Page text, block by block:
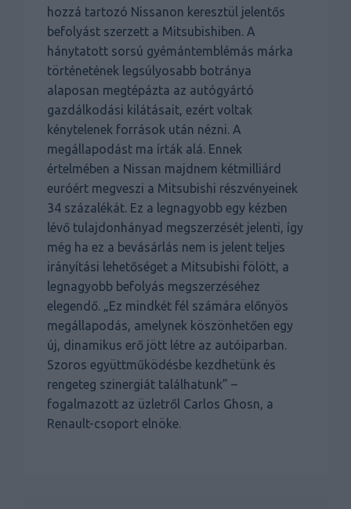
hozzá tartozó Nissanon keresztül jelentős
befolyást szerzett a Mitsubishiben. A
hánytatott sorsú gyémántemblémás márka
történetének legsúlyosabb botránya
alaposan megtépázta az autógyártó
gazdálkodási kilátásait, ezért voltak
kénytelenek források után nézni. A
megállapodást ma írták alá. Ennek
értelmében a Nissan majdnem kétmilliárd
euróért megveszi a Mitsubishi részvényeinek
34 százalékát. Ez a legnagyobb egy kézben
lévő tulajdonhányad megszerzését jelenti, így
még ha ez a bevásárlás nem is jelent teljes
irányítási lehetőséget a Mitsubishi fölött, a
legnagyobb befolyás megszerzéséhez
elegendő. „Ez mindkét fél számára előnyös
megállapodás, amelynek köszönhetően egy
új, dinamikus erő jött létre az autóiparban.
Szoros együttműködésbe kezdhetünk és
rengeteg szinergiát találhatunk” –
fogalmazott az üzletről Carlos Ghosn, a
Renault-csoport elnöke.